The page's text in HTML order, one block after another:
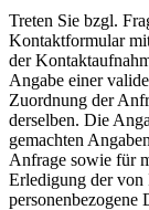
Treten Sie bzgl.
Kontaktformular
der
Angabe einer
Zuordnung der
derselben. Die
gemachten
Anfrage sowie für
Erledigung der von
personenbezogene